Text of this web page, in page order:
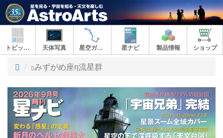
トピックス 天体写真 星空ガイド 星ナビ 製品情報 ショップ
ト
プ
みずがめ座η流星群